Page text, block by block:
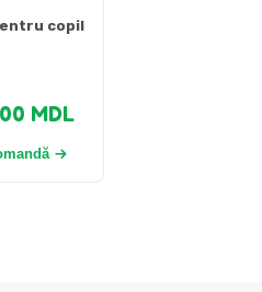
copil
MDL